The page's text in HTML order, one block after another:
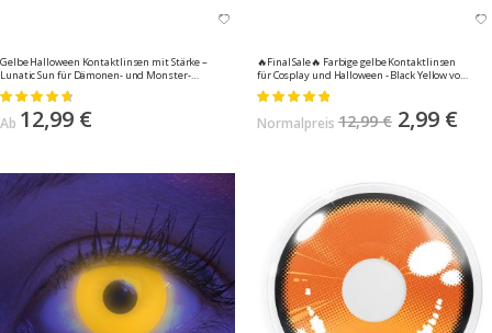
Gelbe Halloween Kontaktlinsen mit Stärke –
Lunatic Sun für Dämonen- und Monster-
Kostüme von MeralenS, 1 Paar (2 Stück)
Bewertung:
Ab 12,99 €
🔥Final Sale🔥 Farbige gelbe Kontaktlinsen
für Cosplay und Halloween - Black Yellow von
MeralenS - 1 Paar (2 Stück)
Bewertung:
Normalpreis 12,99 € 2,99 €